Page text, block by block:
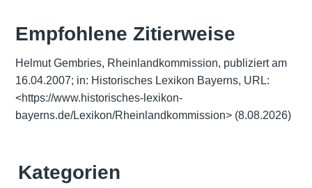
Empfohlene Zitierweise
Helmut Gembries, Rheinlandkommission, publiziert am
16.04.2007; in: Historisches Lexikon Bayerns, URL:
<https://www.historisches-lexikon-
bayerns.de/Lexikon/Rheinlandkommission>(8.08.2026)
Kategorien